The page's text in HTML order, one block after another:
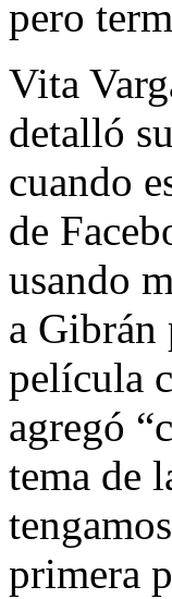
pero
Vita
detalló
cuando
de
usando
a Gibrán
película
agregó
tema de
primera